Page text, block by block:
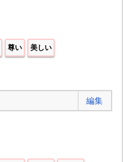
尊い 美しい
編集